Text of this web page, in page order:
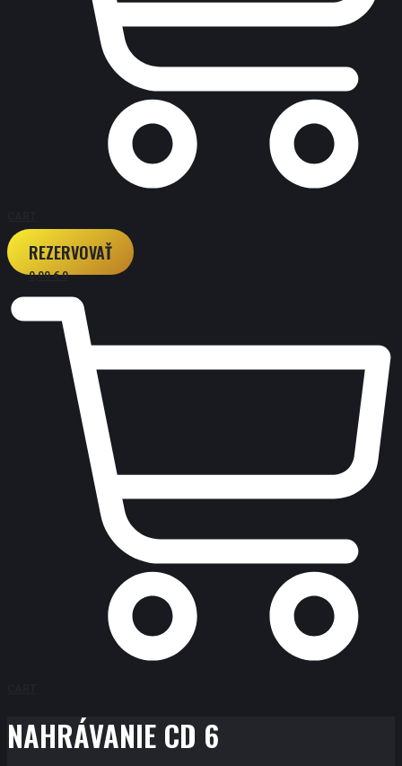
REZERVOVAŤ
0,00€ 0
NAHRÁVANIE CD 6